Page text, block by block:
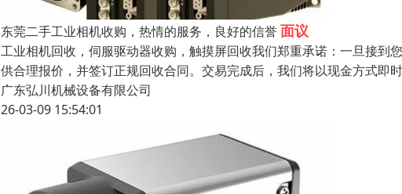
东莞二手工业相机收购，热情的服务，良好的信誉面议
工业相机回收，伺服驱动器收购，触摸屏回收我们郑重承诺：一旦接到
供合理报价，并签订正规回收合同。交易完成后，我们将以现金方式即
广东弘川机械设备有限公司
26-03-09 15:54:01